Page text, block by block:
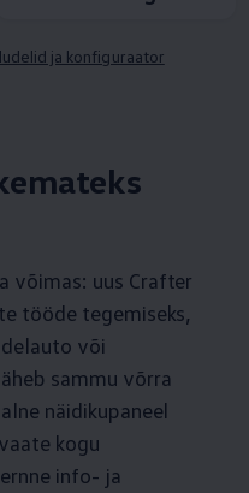
ja konfiguraator
võimas: uus Crafter
tööde tegemiseks,
või
sammu võrra
näidikupaneel
kogu
info- ja